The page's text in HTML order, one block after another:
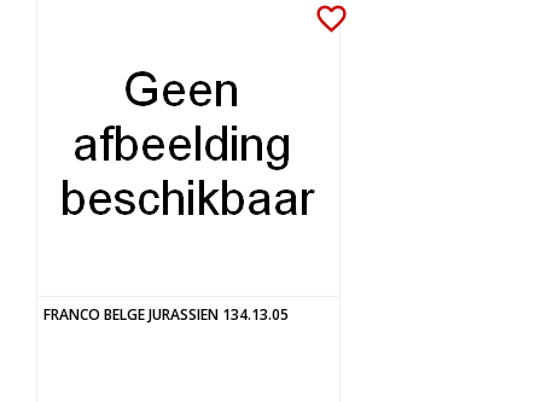
favorite_border
FRANCO BELGE JURASSIEN 134.13.05